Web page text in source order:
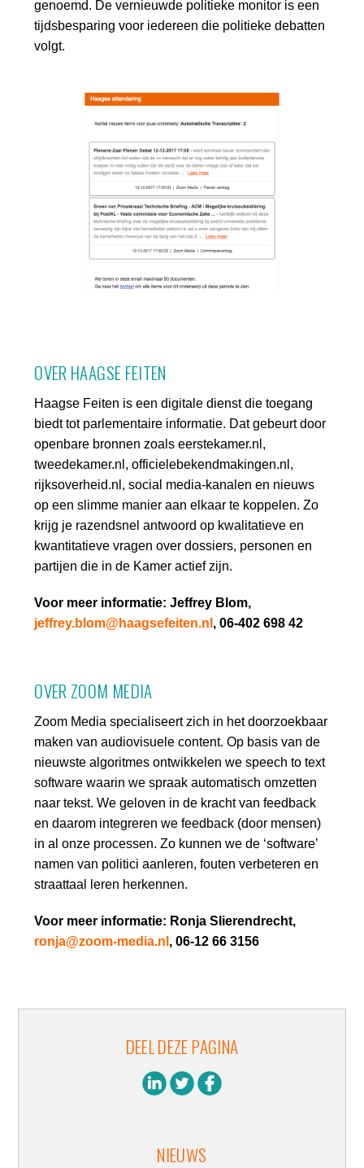
genoemd. De vernieuwde politieke monitor is een
tijdsbesparing voor iedereen die politieke debatten
volgt.
OVER HAAGSE FEITEN
Haagse Feiten is een digitale dienst die toegang
biedt tot parlementaire informatie. Dat gebeurt door
openbare bronnen zoals eerstekamer.nl,
tweedekamer.nl, officielebekendmakingen.nl,
rijksoverheid.nl, social media-kanalen en nieuws
op een slimme manier aan elkaar te koppelen. Zo
krijg je razendsnel antwoord op kwalitatieve en
kwantitatieve vragen over dossiers, personen en
partijen die in de Kamer actief zijn.
Voor meer informatie: Jeffrey Blom,
jeffrey.blom@haagsefeiten.nl , 06-402 698 42
OVER ZOOM MEDIA
Zoom Media specialiseert zich in het doorzoekbaar
maken van audiovisuele content. Op basis van de
nieuwste algoritmes ontwikkelen we speech to text
software waarin we spraak automatisch omzetten
naar tekst. We geloven in de kracht van feedback
en daarom integreren we feedback (door mensen)
in al onze processen. Zo kunnen we de ‘software’
namen van politici aanleren, fouten verbeteren en
straattaal leren herkennen.
Voor meer informatie: Ronja Slierendrecht,
ronja@zoom-media.nl , 06-12 66 3156
DEEL DEZE PAGINA
NIEUWS